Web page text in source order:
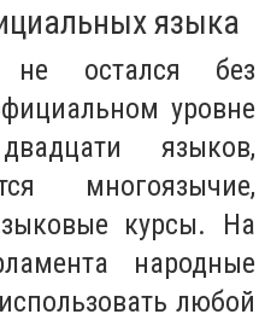
языка
не остался без
уровне
языков,
многоязычие,
курсы. На
народные
любой